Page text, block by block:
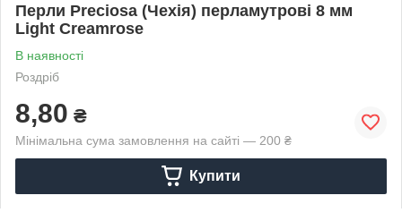
Перли Preciosa (Чехія) перламутрові 8 мм
Light Creamrose
В наявності
Роздріб
8,80 ₴
Мінімальна сума замовлення на сайті — 200 ₴
Купити